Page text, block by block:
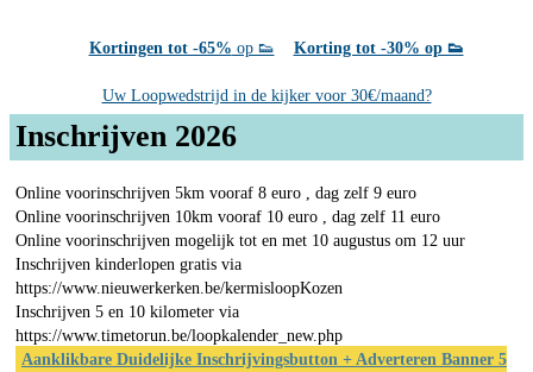
Kortingen tot -65% op 👟 Korting tot -30% op 👟
Uw Loopwedstrijd in de kijker voor 30€/maand?
Inschrijven 2026
Online voorinschrijven 5km vooraf 8 euro , dag zelf 9 euro
Online voorinschrijven 10km vooraf 10 euro , dag zelf 11 euro
Online voorinschrijven mogelijk tot en met 10 augustus om 12 uur
Inschrijven kinderlopen gratis via
https://www.nieuwerkerken.be/kermisloopKozen
Inschrijven 5 en 10 kilometer via
https://www.timetorun.be/loopkalender_new.php
Aanklikbare Duidelijke Inschrijvingsbutton + Adverteren Banner 5